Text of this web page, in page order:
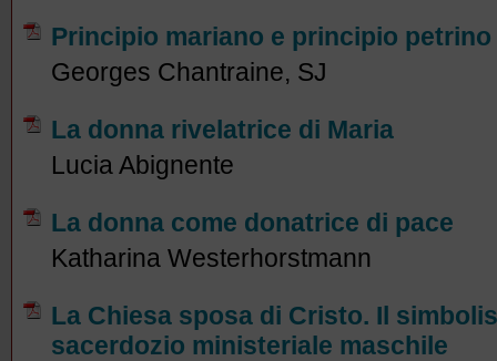
Principio mariano e principio petrino
Georges Chantraine, SJ
La donna rivelatrice di Maria
Lucia Abignente
La donna come donatrice di pace
Katharina Westerhorstmann
La Chiesa sposa di Cristo. Il
sacerdozio ministeriale maschile